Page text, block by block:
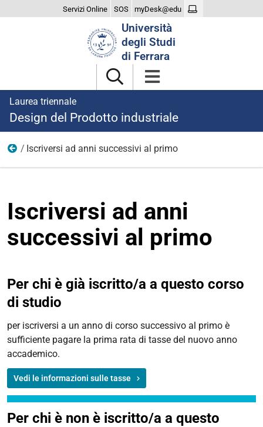
Servizi Online SOS myDesk@edu
Università
degli Studi
di Ferrara
Laurea triennale
Design del Prodotto industriale
Iscriversi
Iscriversi ad anni successivi al primo
Iscriversi ad anni
successivi al primo
Per chi è già iscritto/a a questo corso
di studio
per iscriversi a un anno di corso successivo al primo è
sufficiente pagare la prima rata di tasse del nuovo anno
accademico.
Vedi le informazioni sulle tasse
Per chi è non è iscritto/a a questo